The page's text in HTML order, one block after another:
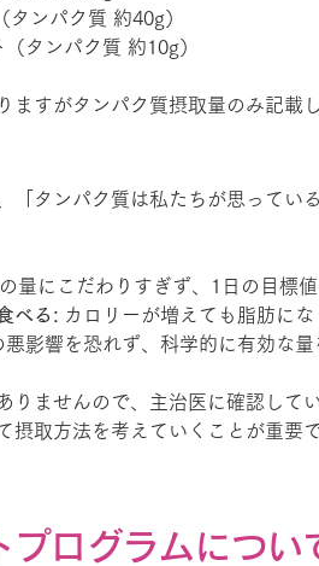
ンパク質 約40g）
タンパク質 約10g）
ますがタンパク質摂取量のみ記載
「タンパク質は私たちが思ってい
量にこだわりすぎず、1日の目標値
べる: カロリーが増えても脂肪に
影響を恐れず、科学的に有効な量
りませんので、主治医に確認して
摂取方法を考えていくことが重要で
プログラムについ